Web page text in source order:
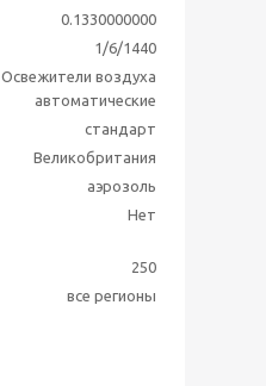
0.1330000000
1/6/1440
Освежители воздуха
автоматические
стандарт
Великобритания
аэрозоль
Нет
250
все регионы